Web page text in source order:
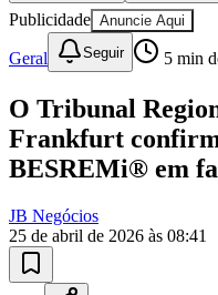
Sport
10 anos de JBnovo portal
10 anos de JB
Esportes ao Vivo
atualizadas